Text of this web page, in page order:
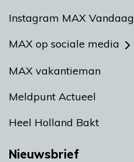
Instagram MAX Vandaag
MAX op sociale media
MAX vakantieman
Meldpunt Actueel
Heel Holland Bakt
Nieuwsbrief